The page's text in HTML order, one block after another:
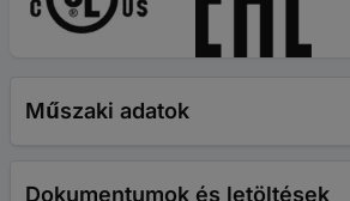
Műszaki adatok
Dokumentumok és letöltések